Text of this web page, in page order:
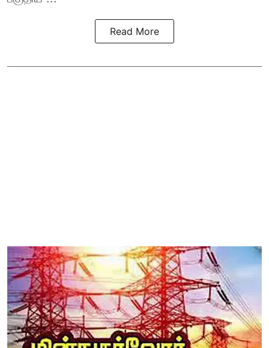
Read More